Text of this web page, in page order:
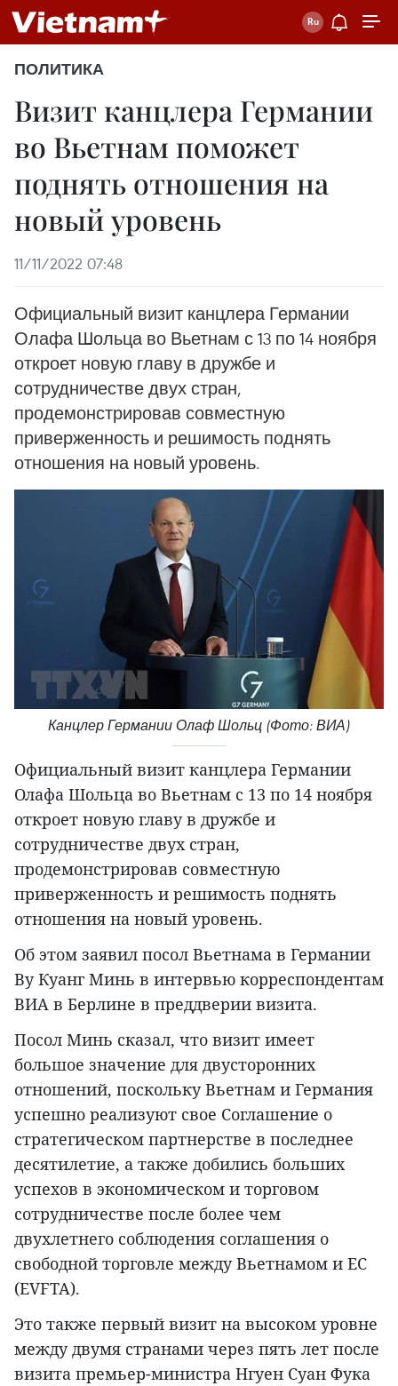
ПОЛИТИКА
Визит канцлера Германии
во Вьетнам поможет
поднять отношения на
новый уровень
11/11/2022 07:48
Официальный визит канцлера Германии
Олафа Шольца во Вьетнам с 13 по 14 ноября
откроет новую главу в дружбе и
сотрудничестве двух стран,
продемонстрировав совместную
приверженность и решимость поднять
отношения на новый уровень.
Канцлер Германии Олаф Шольц (Фото: ВИА)
Официальный визит канцлера Германии
Олафа Шольца во Вьетнам с 13 по 14 ноября
откроет новую главу в дружбе и
сотрудничестве двух стран,
продемонстрировав совместную
приверженность и решимость поднять
отношения на новый уровень.
Об этом заявил посол Вьетнама в Германии
Ву Куанг Минь в интервью корреспондентам
ВИА в Берлине в преддверии визита.
Посол Минь сказал, что визит имеет
большое значение для двусторонних
отношений, поскольку Вьетнам и Германия
успешно реализуют свое Соглашение о
стратегическом партнерстве в последнее
десятилетие, а также добились больших
успехов в экономическом и торговом
сотрудничестве после более чем
двухлетнего соблюдения соглашения о
свободной торговле между Вьетнамом и ЕС
(EVFTA).
Это также первый визит на высоком уровне
между двумя странами через пять лет после
визита премьер-министра Нгуен Суан Фука